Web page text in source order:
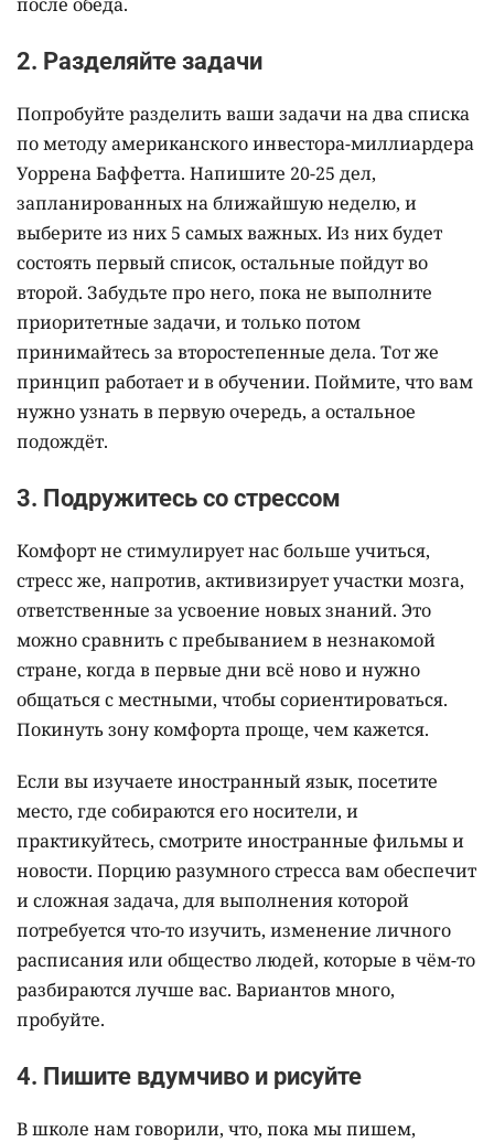
2. Разделяйте задачи
Попробуйте разделить ваши задачи на два списка
по методу американского инвестора-миллиардера
Уоррена Баффетта. Напишите 20-25 дел,
запланированных на ближайшую неделю, и
выберите из них 5 самых важных. Из них будет
состоять первый список, остальные пойдут во
второй. Забудьте про него, пока не выполните
приоритетные задачи, и только потом
принимайтесь за второстепенные дела. Тот же
принцип работает и в обучении. Поймите, что вам
нужно узнать в первую очередь, а остальное
подождёт.
3. Подружитесь со стрессом
Комфорт не стимулирует нас больше учиться,
стресс же, напротив, активизирует участки мозга,
ответственные за усвоение новых знаний. Это
можно сравнить с пребыванием в незнакомой
стране, когда в первые дни всё ново и нужно
общаться с местными, чтобы сориентироваться.
Покинуть зону комфорта проще, чем кажется.
Если вы изучаете иностранный язык, посетите
место, где собираются его носители, и
практикуйтесь, смотрите иностранные фильмы и
новости. Порцию разумного стресса вам обеспечит
и сложная задача, для выполнения которой
потребуется что-то изучить, изменение личного
расписания или общество людей, которые в чём-то
разбираются лучше вас. Вариантов много,
пробуйте.
4. Пишите вдумчиво и рисуйте
В школе нам говорили, что, пока мы пишем,